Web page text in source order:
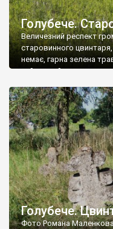
Голубече.
Величезний респект
старовинного
немає, гарна зелена
найкращий регулятор
бруньками, кози ті
делікатес. На цвинтарі
різноманітних форм
Голубече.
Фото Романа